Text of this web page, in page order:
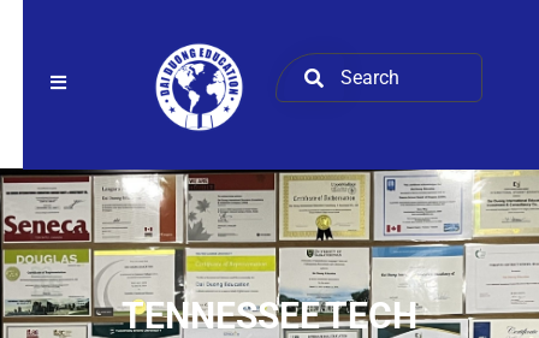
TENNESSEE TECH